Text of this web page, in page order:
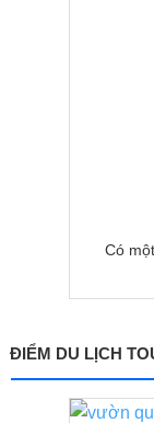
Có
ĐIỂM DU LỊCH